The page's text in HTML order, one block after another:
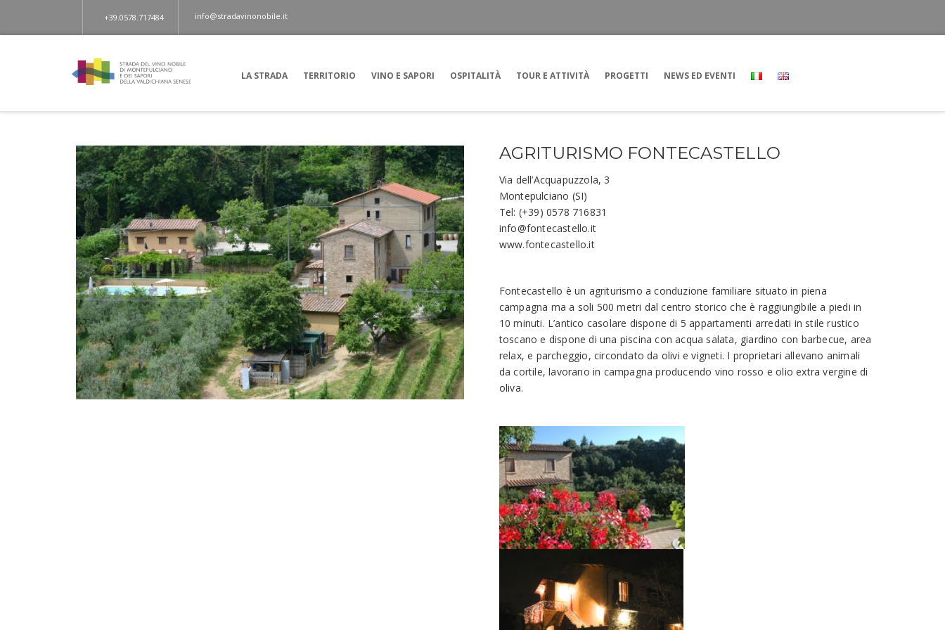
+39.0578.717484 info@stradavinonobile.it
LA STRADA TERRITORIO VINO E SAPORI OSPITALITÀ TOUR E ATTIVITÀ PROGETTI NEWS ED EVENTI
AGRITURISMO FONTECASTELLO
Via dell’Acquapuzzola, 3
Montepulciano (SI)
Tel: (+39) 0578 716831
info@fontecastello.it
www.fontecastello.it
Fontecastello è un agriturismo a conduzione familiare situato in piena
campagna ma a soli 500 metri dal centro storico che è raggiungibile a piedi in
10 minuti. L’antico casolare dispone di 5 appartamenti arredati in stile rustico
toscano e dispone di una piscina con acqua salata, giardino con barbecue, area
relax, e parcheggio, circondato da olivi e vigneti. I proprietari allevano animali
da cortile, lavorano in campagna producendo vino rosso e olio extra vergine di
oliva.